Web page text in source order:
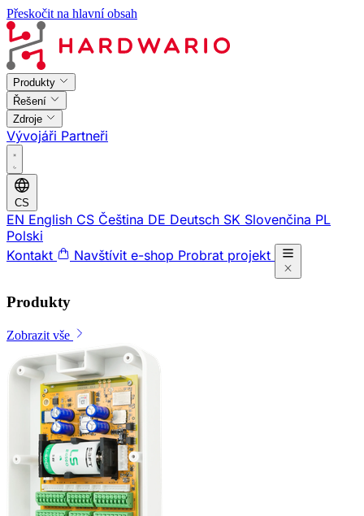
Přeskočit na hlavní obsah
Produkty
Řešení
Zdroje
Vývojáři Partneři
CS
EN English CS Čeština DE Deutsch SK Slovenčina PL
Polski
Kontakt
Navštívit e-shop Probrat projekt
Produkty
Zobrazit vše